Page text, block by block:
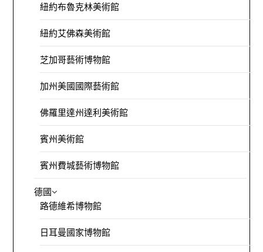
紐約布魯克林美術館
紐約艾佛森美術館
芝加哥藝術博物館
加州美國國際藝術館
佛羅里達州達利美術館
賓州美術館
賓州費城藝術博物館
德國
路德維希博物館
日耳曼國家博物館